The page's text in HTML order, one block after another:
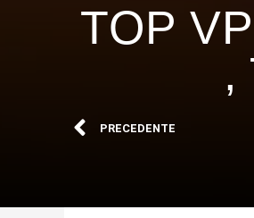
TOP
,
PRECEDENTE